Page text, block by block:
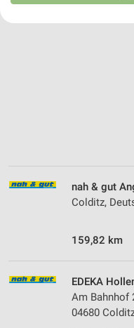
nah & gut
Colditz,
159,82 km
EDEKA
Am Bahnhof
04680
Website/App.
Erstellung von Profilen
personalisierter Werbung
von Inhalten
Verwendung von
personalisierter Inhalte